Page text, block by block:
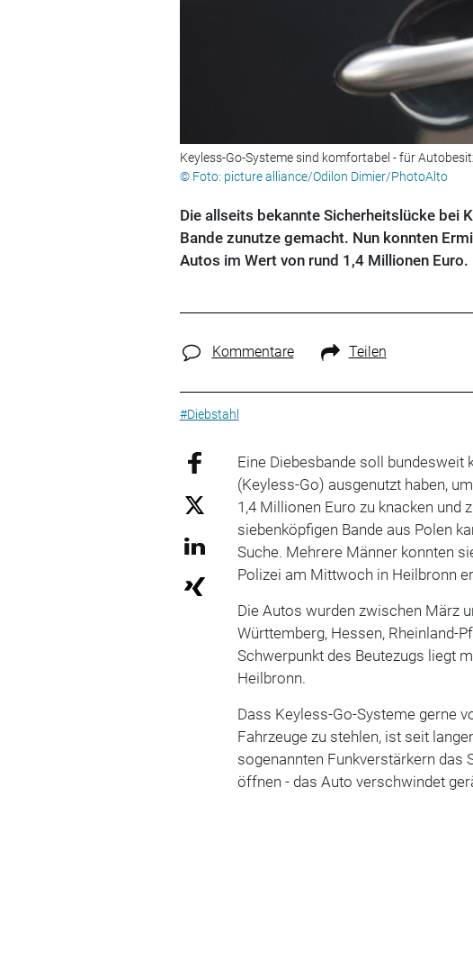
Keyless-Go-Systeme sind komfortabel - für
© Foto: picture alliance/Odilon Dimier/PhotoAlto
Die allseits bekannte Sicherheitslücke bei
Bande zunutze gemacht. Nun konnten
Autos im Wert von rund 1,4 Millionen Euro.
Kommentare Teilen
#Diebstahl
Eine Diebesbande soll
(Keyless-Go) ausgenutzt haben,
1,4 Millionen Euro zu knacken und
siebenköpfigen Bande aus Polen
Suche. Mehrere Männer konnten
Polizei am Mittwoch in Heilbronn
Die Autos wurden zwischen März
Württemberg, Hessen, Rheinland-
Schwerpunkt des Beutezugs liegt
Heilbronn.
Dass Keyless-Go-Systeme gerne
Fahrzeuge zu stehlen, ist seit
sogenannten Funkverstärkern das
öffnen - das Auto verschwindet